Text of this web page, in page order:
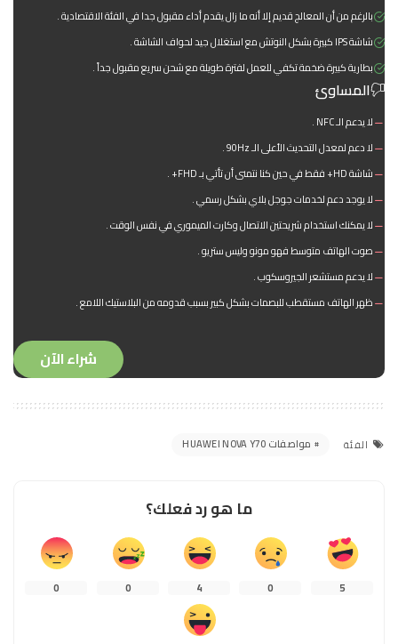
بالرغم من أن المعالج قديم إلا أنه ما زال يقدم أداء مقبول جدا في الفئة الاقتصادية .
شاشة IPS كبيرة بشكل النوتش مع استغلال جيد لحواف الشاشة .
بطارية كبيرة ضخمة تكفي للعمل لفترة طويلة مع شحن سريع مقبول جداً .
المساوئ
لا يدعم الـ NFC .
لا دعم لمعدل التحديث الأعلى الـ 90Hz .
شاشة HD+ فقط في حين كنا نتمنى أن تأتي بـ FHD+ .
لا يوجد دعم لخدمات جوجل بلاي بشكل رسمي .
لا يمكنك استخدام شريحتين الاتصال وكارت الميموري في نفس الوقت .
صوت الهاتف متوسط فهو مونو وليس ستريو .
لا يدعم مستشعر الجيروسكوب .
ظهر الهاتف مستقطب للبصمات بشكل كبير بسبب قدومه من البلاستيك اللامع .
شراء الآن
الفئة مواصفات HUAWEI NOVA Y70
ما هو رد فعلك؟
5
0
4
0
0